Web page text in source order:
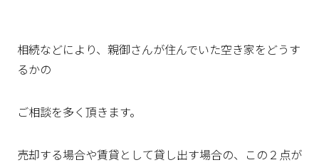
相続などにより、親御さんが住んでいた空き家をどうす
るかの
ご相談を多く頂きます。
売却する場合や賃貸として貸し出す場合の、この２点が